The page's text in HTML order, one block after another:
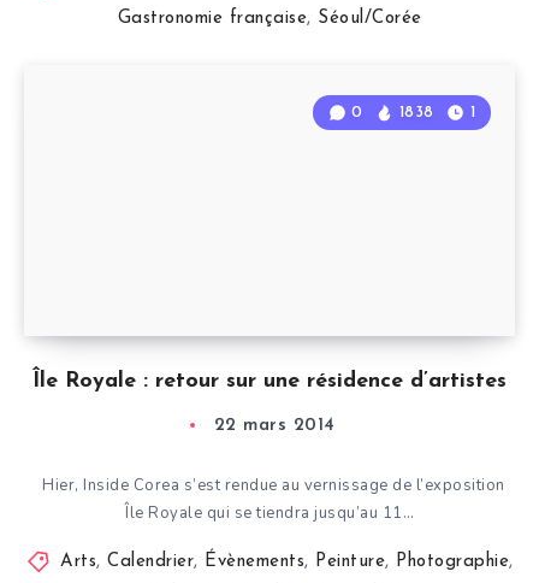
Gastronomie française, Séoul/Corée
Île Royale : retour sur une résidence d’artistes
0 1838 1
22 mars 2014
Hier, Inside Corea s’est rendue au vernissage de l’exposition
Île Royale qui se tiendra jusqu’au 11…
Arts, Calendrier, Évènements, Peinture, Photographie,